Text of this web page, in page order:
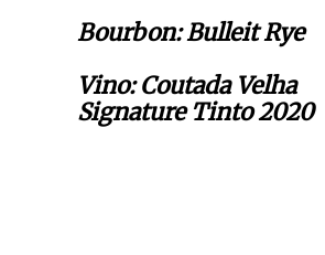
Bourbon: Bulleit Rye
Vino: Coutada Velha
Signature Tinto 2020